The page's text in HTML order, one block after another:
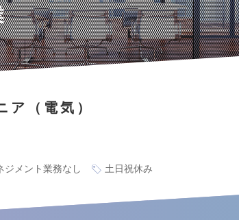
ア（電気）
ジメント業務なし 土日祝休み